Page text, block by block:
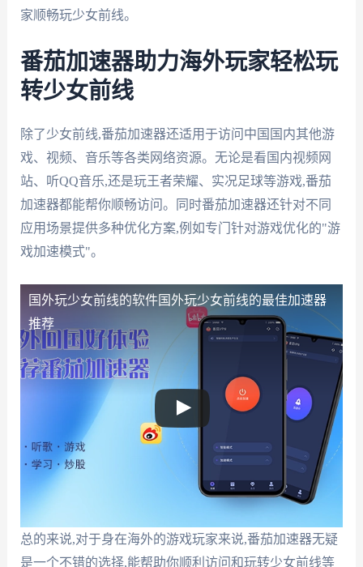
家顺畅玩少女前线。
番茄加速器助力海外玩家轻松玩
转少女前线
除了少女前线,番茄加速器还适用于访问中国国内其他游
戏、视频、音乐等各类网络资源。无论是看国内视频网
站、听QQ音乐,还是玩王者荣耀、实况足球等游戏,番茄
加速器都能帮你顺畅访问。同时番茄加速器还针对不同
应用场景提供多种优化方案,例如专门针对游戏优化的"游
戏加速模式"。
国外玩少女前线的软件国外玩少女前线的最佳加速器
推荐
总的来说,对于身在海外的游戏玩家来说,番茄加速器无疑
是一个不错的选择,能帮助你顺利访问和玩转少女前线等